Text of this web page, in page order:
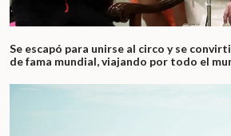
Se escapó para unirse al circo y se
de fama mundial, viajando por todo el